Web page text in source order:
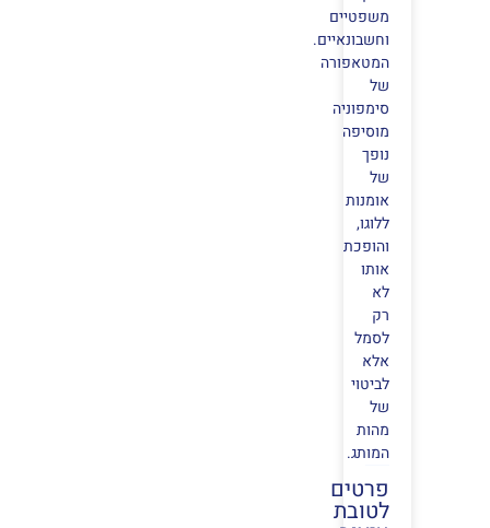
משפטיים
וחשבונאיים.
המטאפורה
של
סימפוניה
מוסיפה
נופך
של
אומנות
ללוגו,
והופכת
אותו
לא
רק
לסמל
אלא
לביטוי
של
מהות
המותג.
פרטים
לטובת